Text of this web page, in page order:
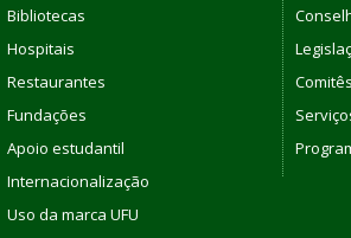
Bibliotecas
Hospitais
Restaurantes
Fundações
Apoio estudantil
Internacionalização
Uso da marca UFU